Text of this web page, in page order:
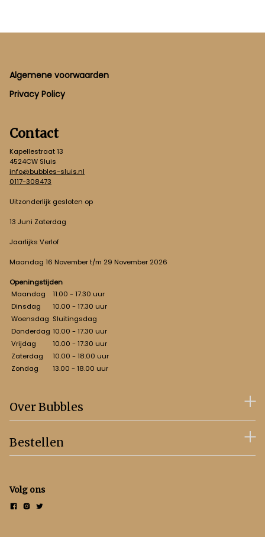
Footer
Algemene voorwaarden
Privacy Policy
Contact
Kapellestraat 13
4524CW Sluis
info@bubbles-sluis.nl
0117-308473
Uitzonderlijk gesloten op
13 Juni Zaterdag
Jaarlijks Verlof
Maandag 16 November t/m 29 November 2026
Openingstijden
Maandag
11.00 - 17.30 uur
Dinsdag
10.00 - 17.30 uur
Woensdag Sluitingsdag
Donderdag 10.00 - 17.30 uur
Vrijdag
10.00 - 17.30 uur
Zaterdag
10.00 - 18.00 uur
Zondag
13.00 - 18.00 uur
Over Bubbles
Bestellen
Volg ons